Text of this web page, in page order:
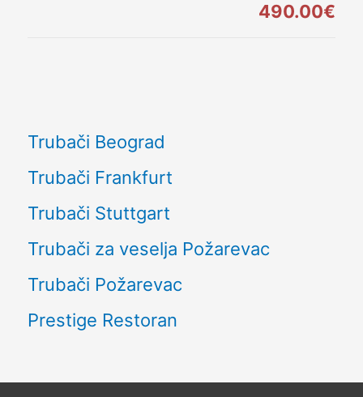
490.00€
Trubači Beograd
Trubači Frankfurt
Trubači Stuttgart
Trubači za veselja Požarevac
Trubači Požarevac
Prestige Restoran